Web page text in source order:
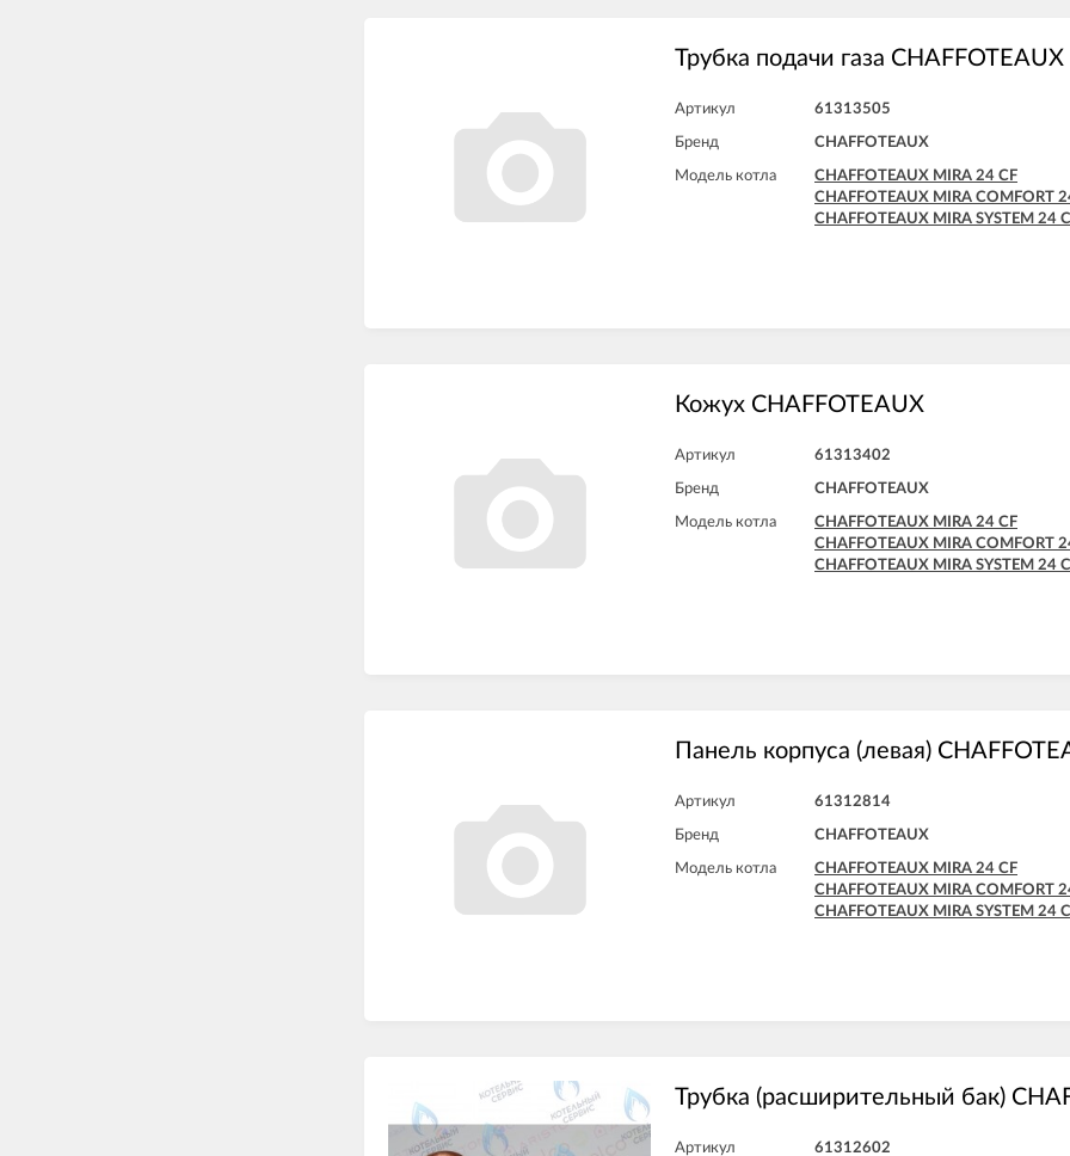
Трубка подачи газа CHAFFOTEAUX
Артикул 61313505
Бренд CHAFFOTEAUX
Модель котла
CHAFFOTEAUX MIRA 24 CF
CHAFFOTEAUX MIRA COMFORT
CHAFFOTEAUX MIRA SYSTEM 24
Кожух CHAFFOTEAUX
Артикул 61313402
Бренд CHAFFOTEAUX
Модель котла
CHAFFOTEAUX MIRA 24 CF
CHAFFOTEAUX MIRA COMFORT
CHAFFOTEAUX MIRA SYSTEM 24
Панель корпуса (левая)
Артикул 61312814
Бренд CHAFFOTEAUX
Модель котла
CHAFFOTEAUX MIRA 24 CF
CHAFFOTEAUX MIRA COMFORT
CHAFFOTEAUX MIRA SYSTEM 24
Трубка (расширительный бак)
Артикул 61312602